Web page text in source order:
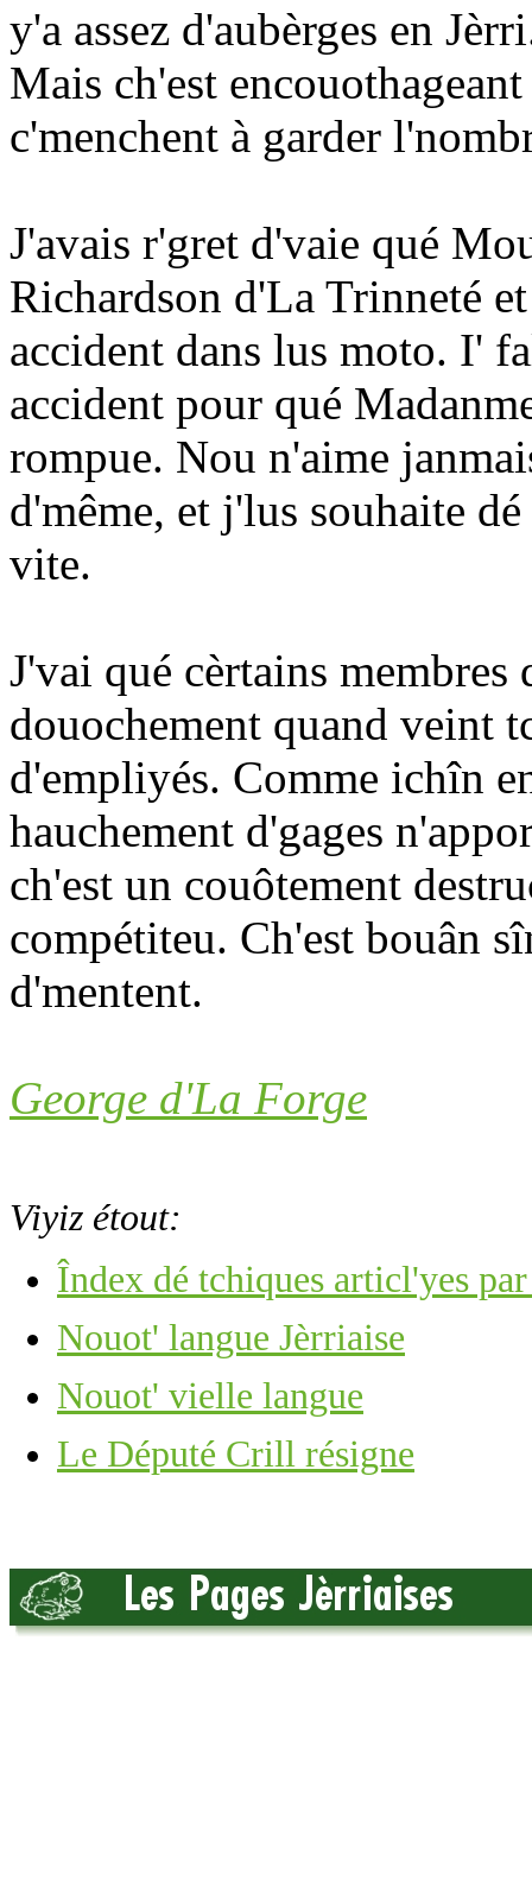
y'a assez d'aubèrges en
Mais ch'est
c'menchent à garder
J'avais r'gret d'vaie qué
Richardson d'La Trinneté
accident dans lus moto. I'
accident pour qué
rompue. Nou n'aime
d'même, et j'lus souhaite
vite.
J'vai qué cèrtains
douochement quand veint
d'empliyés. Comme ichîn
hauchement d'gages
ch'est un couôtement
compétiteu. Ch'est bouân
d'mentent.
George d'La Forge
Viyiz étout:
Îndex dé tchiques articl'yes
Nouot' langue Jèrriaise
Nouot' vielle langue
Le Député Crill résigne